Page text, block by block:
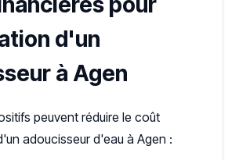
d'un
à Agen
peuvent réduire le coût
adoucisseur d'eau à Agen :